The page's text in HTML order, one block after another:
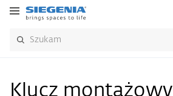
Klucz montażowy